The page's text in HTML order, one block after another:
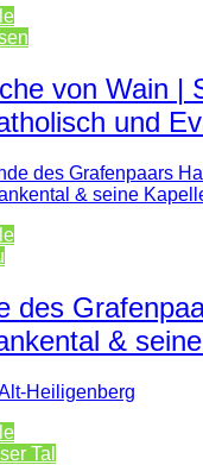
von Wain |
und
des
&
Tal